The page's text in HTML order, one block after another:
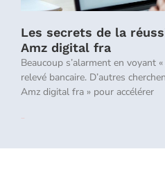
Les secrets de la
Amz digital fra
Beaucoup s’alarment en voyant
relevé bancaire. D’autres
Amz digital fra » pour accélérer